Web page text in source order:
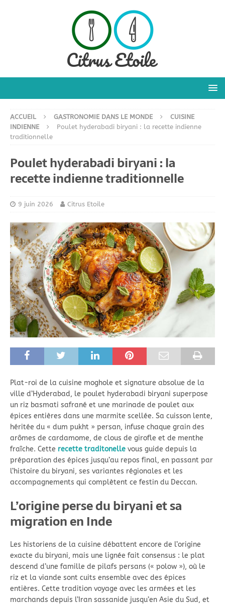
ACCUEIL GASTRONOMIE DANS LE MONDE
CUISINE
INDIENNE
Poulet hyderabadi biryani : la recette indienne
traditionnelle
Poulet hyderabadi biryani : la
recette indienne traditionnelle
9 juin 2026 Citrus Etoile
Plat-roi de la cuisine moghole et signature absolue de la
ville d’Hyderabad, le poulet hyderabadi biryani superpose
un riz basmati safrané et une marinade de poulet aux
épices entières dans une marmite scellée. Sa cuisson lente,
héritée du « dum pukht » persan, infuse chaque grain des
arômes de cardamome, de clous de girofle et de menthe
fraîche. Cette recette traditonelle vous guide depuis la
préparation des épices jusqu’au repos final, en passant par
l’histoire du biryani, ses variantes régionales et les
accompagnements qui complètent ce festin du Deccan.
L’origine perse du biryani et sa
migration en Inde
Les historiens de la cuisine débattent encore de l’origine
exacte du biryani, mais une lignée fait consensus : le plat
descend d’une famille de pilafs persans (« polow »), où le
riz et la viande sont cuits ensemble avec des épices
entières. Cette tradition voyage avec les armées et les
marchands depuis l’Iran sassanide jusqu’en Asie du Sud, et